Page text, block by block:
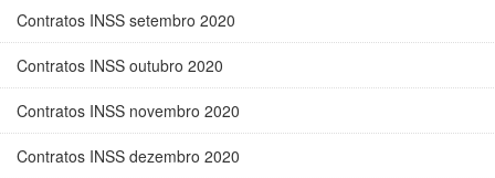
Contratos INSS setembro 2020
Contratos INSS outubro 2020
Contratos INSS novembro 2020
Contratos INSS dezembro 2020